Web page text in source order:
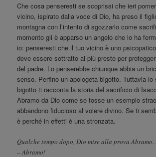
Che cosa penseresti se scoprissi che ieri
vicino, ispirato dalla voce di Dio, ha preso il
montagna con l’intento di sgozzarlo come
momento gli è apparso un angelo che lo ha
io: penseresti che il tuo vicino è uno
deve essere sottratto al più presto per
del padre. Lo penserebbe chiunque abbia un
senso. Perfino un apologeta bigotto. Tuttavia lo
bigotto ti racconta la storia del sacrificio di
Abramo da Dio come se fosse un esempio
abbandono fiducioso al volere divino. Se ti
è perché in effetti è una stronzata.
Qualche tempo dopo, Dio mise alla prova
– Abramo!